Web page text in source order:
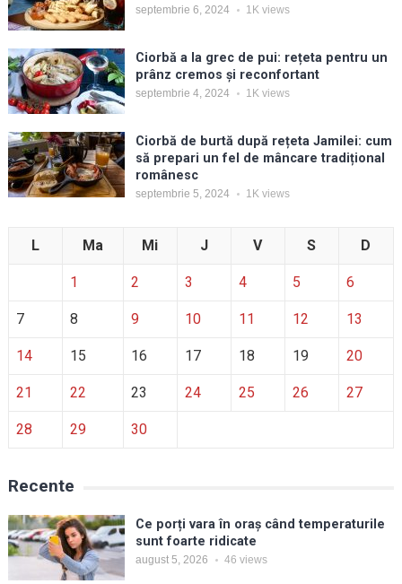
septembrie 6, 2024 1Kviews
Ciorbă a la grec de pui: rețeta pentru un
prânz cremos și reconfortant
septembrie 4, 2024 1Kviews
Ciorbă de burtă după rețeta Jamilei: cum
să prepari un fel de mâncare tradițional
românesc
septembrie 5, 2024 1Kviews
L Ma Mi J V S D
1 2 3 4 5 6
7 8 9 10 11 12 13
14 15 16 17 18 19 20
21 22 23 24 25 26 27
28 29 30
Recente
Ce porți vara în oraș când temperaturile
sunt foarte ridicate
august 5, 2026 46 views